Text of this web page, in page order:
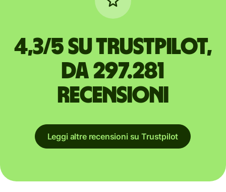
4,3/5 su Trustpilot,
da 297.281
recensioni
Leggi altre recensioni su Trustpilot